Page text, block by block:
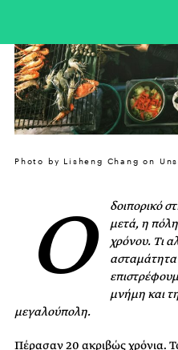
Photo by Lisheng Chang on
Ο δοιπορικό
μετά, η
χρόνου. Τι
ασταμάτητα
μνήμη και
μεγαλούπολη.
Πέρασαν 20 ακριβώς χρόνια.